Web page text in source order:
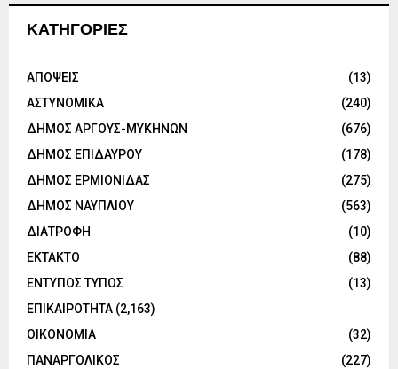
ΚΑΤΗΓΟΡΙΕΣ
ΑΠΟΨΕΙΣ
(13)
ΑΣΤΥΝΟΜΙΚΑ
(240)
ΔΗΜΟΣ ΑΡΓΟΥΣ-ΜΥΚΗΝΩΝ
(676)
ΔΗΜΟΣ ΕΠΙΔΑΥΡΟΥ
(178)
ΔΗΜΟΣ ΕΡΜΙΟΝΙΔΑΣ
(275)
ΔΗΜΟΣ ΝΑΥΠΛΙΟΥ
(563)
ΔΙΑΤΡΟΦΗ
(10)
ΕΚΤΑΚΤΟ
(88)
ΕΝΤΥΠΟΣ ΤΥΠΟΣ
(13)
ΕΠΙΚΑΙΡΟΤΗΤΑ (2,163)
ΟΙΚΟΝΟΜΙΑ
(32)
ΠΑΝΑΡΓΟΛΙΚΟΣ
(227)